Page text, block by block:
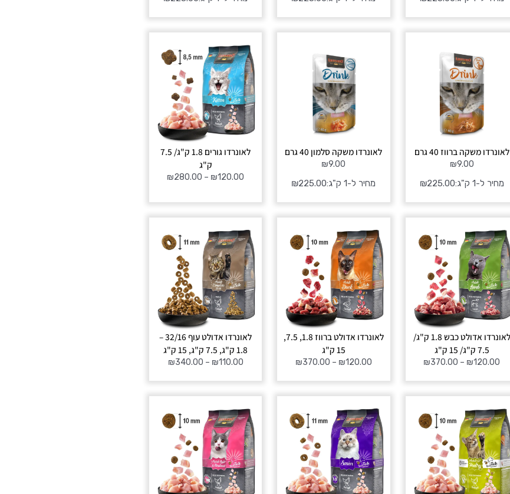
לאונרדו משקה ברווז 40 גרם
₪9.00
מחיר ל-1 ק"ג: ₪225.00
לאונרדו משקה סלמון 40 גרם
₪9.00
מחיר ל-1 ק"ג: ₪225.00
לאונרדו גורים 1.8 ק"ג/ 7.5
ק"ג
₪120.00
–
₪280.00
מחירים:
לאונרדו אדולט כבש 1.8 ק"ג/
7.5 ק"ג/ 15 ק"ג
₪120.00
–
₪370.00
מחירים:
לאונרדו אדולט ברווז 1.8, 7.5,
15 ק"ג
₪120.00
–
₪370.00
מחירים:
לאונרדו אדולט עוף 32/16 –
1.8 ק"ג, 7.5 ק"ג, 15 ק"ג
₪110.00
–
₪340.00
מחירים:
מחירים:
מחירים:
מחירים: